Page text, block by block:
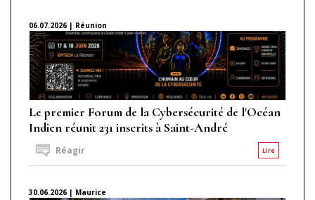
06.07.2026 | Réunion
Le premier Forum de la Cybersécurité de l'Océan
Indien réunit 231 inscrits à Saint-André
Lire
Réagir
30.06.2026 | Maurice